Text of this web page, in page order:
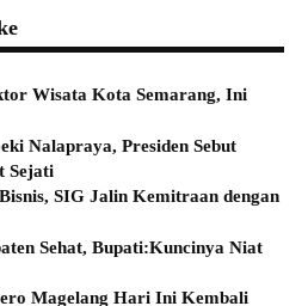
Wisata Kota Semarang, Ini
Nalapraya, Presiden Sebut
Sejati
SIG Jalin Kemitraan dengan
Sehat, Bupati:Kuncinya Niat
Magelang Hari Ini Kembali